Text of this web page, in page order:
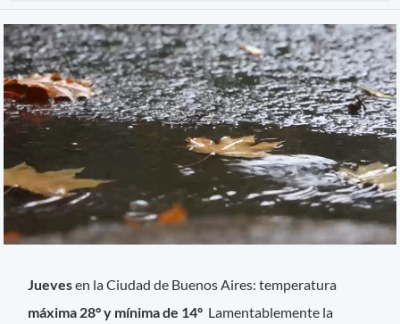
Juevesen la Ciudad de Buenos Aires: temperatura
máxima 28° y mínima de 14º Lamentablemente la